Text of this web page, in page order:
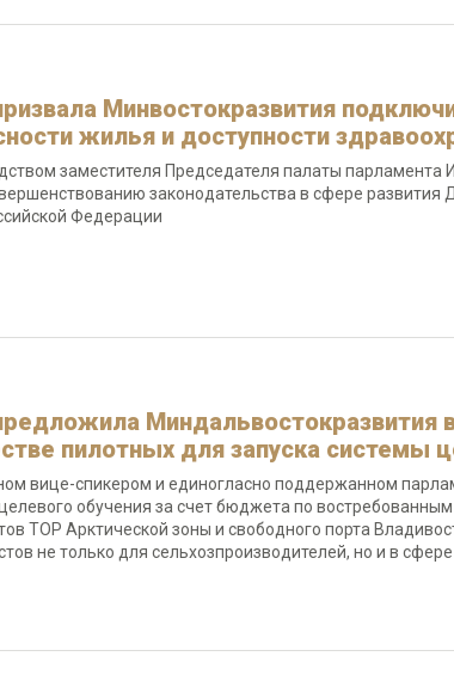
Минвостокразвития
жилья и доступности
заместителя Председателя палаты
законодательства в сфере развития
Федерации
Миндальвостокразвития
пилотных для запуска системы
вице-спикером и единогласно поддержанном
обучения за счет бюджета по
ТОР Арктической зоны и свободного порта
не только для сельхозпроизводителей, но и в